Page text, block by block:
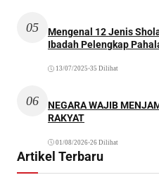
05
Mengenal 12 Jenis
Ibadah Pelengkap
13/07/2025 •35 Dilihat
06
NEGARA WAJIB
RAKYAT
01/08/2026•26 Dilihat
Artikel Terbaru